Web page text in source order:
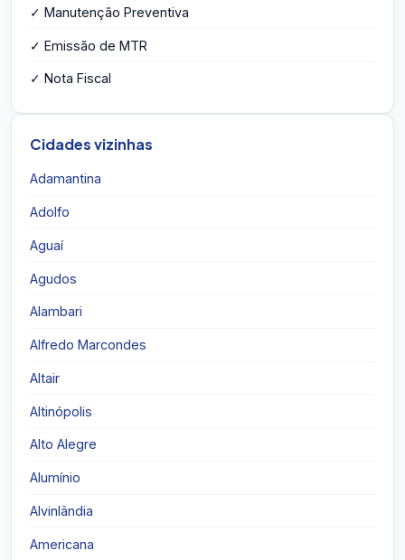
✓ Manutenção Preventiva
✓ Emissão de MTR
✓ Nota Fiscal
Cidades vizinhas
Adamantina
Adolfo
Aguaí
Agudos
Alambari
Alfredo Marcondes
Altair
Altinópolis
Alto Alegre
Alumínio
Alvinlândia
Americana